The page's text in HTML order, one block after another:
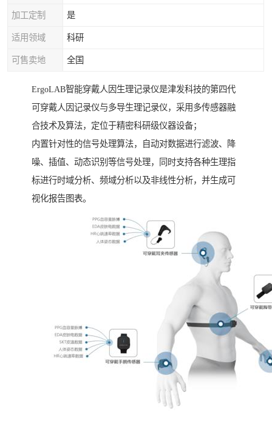
加工定制 是
适用领域 科研
可售卖地 全国
ErgoLAB智能穿戴人因生理记录仪是津发科技的第四代
可穿戴人因记录仪与多导生理记录仪，采用多传感器融
合技术及算法，定位于精密科研级仪器设备；
内置针对性的信号处理算法，自动对数据进行滤波、降
噪、插值、动态识别等信号处理，同时支持各种生理指
标进行时域分析、频域分析以及非线性分析，并生成可
视化报告图表。